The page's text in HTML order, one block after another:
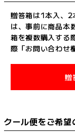
贈答箱は1本入、2
は、事前に商品本
箱を複数購入する
際「お問い合わせ
贈
クール便をご希望